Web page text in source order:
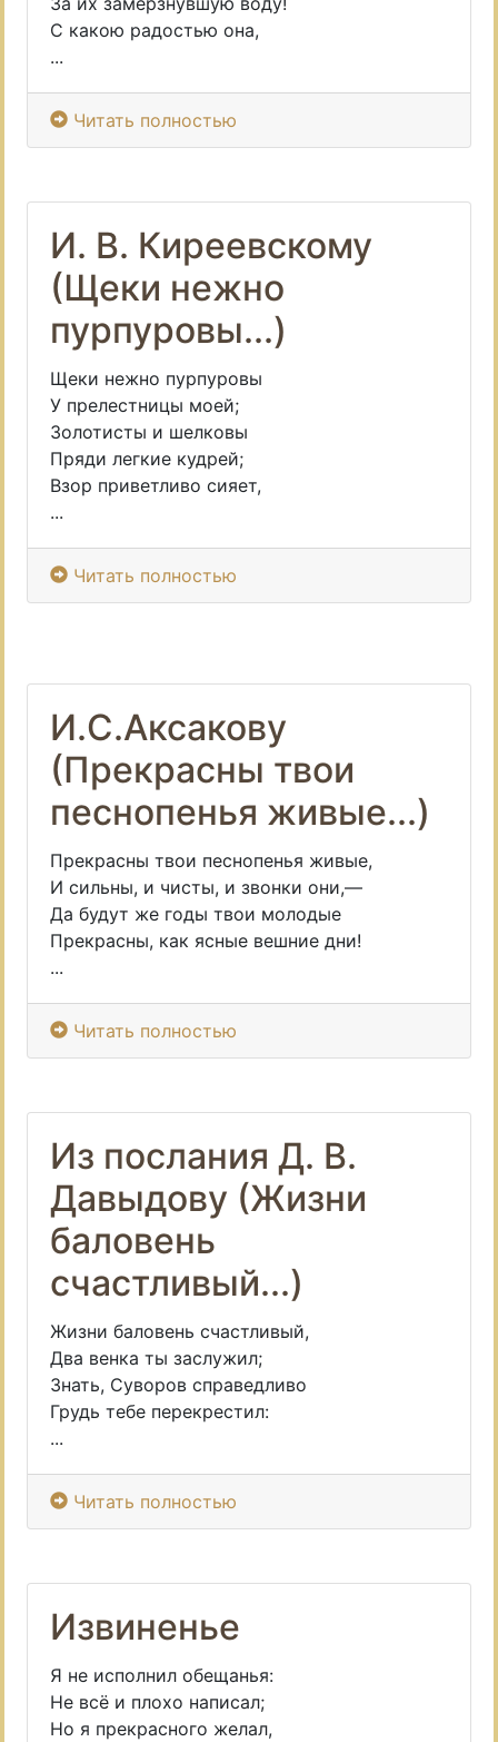
С какою радостью она,
...
Читать полностью
И. В. Киреевскому
(Щеки нежно
пурпуровы...)
Щеки нежно пурпуровы
У прелестницы моей;
Золотисты и шелковы
Пряди легкие кудрей;
Взор приветливо сияет,
...
Читать полностью
И.С.Аксакову
(Прекрасны твои
песнопенья живые...)
Прекрасны твои песнопенья живые,
И сильны, и чисты, и звонки они,—
Да будут же годы твои молодые
Прекрасны, как ясные вешние дни!
...
Читать полностью
Из послания Д. В.
Давыдову (Жизни
баловень
счастливый...)
Жизни баловень счастливый,
Два венка ты заслужил;
Знать, Суворов справедливо
Грудь тебе перекрестил:
...
Читать полностью
Извиненье
Я не исполнил обещанья:
Не всё и плохо написал;
Но я прекрасного желал,